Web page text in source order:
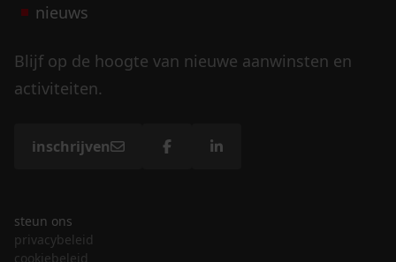
nieuws
Blijf op de hoogte van nieuwe aanwinsten en
activiteiten.
inschrijven
steun ons
privacybeleid
cookiebeleid